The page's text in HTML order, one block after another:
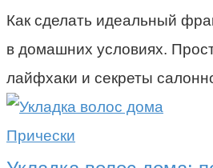
Как сделать идеальный
в домашних условиях.
лайфхаки и секреты
Прически